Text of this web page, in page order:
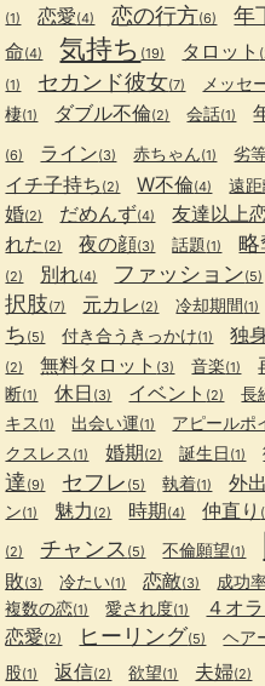
(1) 恋愛(4) 恋の行方(6) 年
命(4) 気持ち (19) タロット
(1) セカンド彼女(7) メッセ
棲(1) ダブル不倫(2) 会話(1)
(6) ライン(3) 赤ちゃん(1) 劣
イチ子持ち (2) W不倫(4) 遠
婚(2) だめんず(4) 友達以上
れた (2) 夜の顔(3) 話題(1) 略
(2) 別れ(4) ファッション(5)
択肢(7) 元カレ (2) 冷却期間(1)
ち (5) 付き合うきっかけ(1) 独
(2) 無料タロット (3) 音楽(1)
断(1) 休日 (3) イベント (2) 長
キス (1) 出会い運(1) アピールポ
クスレス (1) 婚期(2) 誕生日 (1)
達 (9) セフレ (5) 執着(1) 外
ン(1) 魅力 (2) 時期(4) 仲直り
(2) チャンス (5) 不倫願望(1)
敗(3) 冷たい(1) 恋敵(3) 成功
複数の恋(1) 愛され度(1) ４オ
恋愛(2) ヒーリング(5) ヘア
股(1) 返信(2) 欲望(1) 夫婦(2)